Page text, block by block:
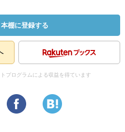
本棚に登録する
プログラムによる収益を得ています